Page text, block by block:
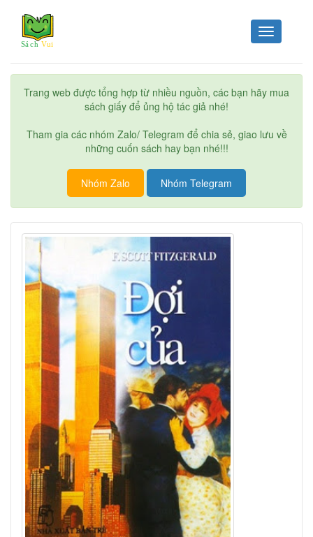
Toggle
navigation
Trang web được tổng hợp từ nhiều nguồn, các bạn hãy mua
sách giấy để ủng hộ tác giả nhé!
Tham gia các nhóm Zalo/ Telegram để chia sẻ, giao lưu về
những cuốn sách hay bạn nhé!!!
Nhóm Zalo Nhóm Telegram